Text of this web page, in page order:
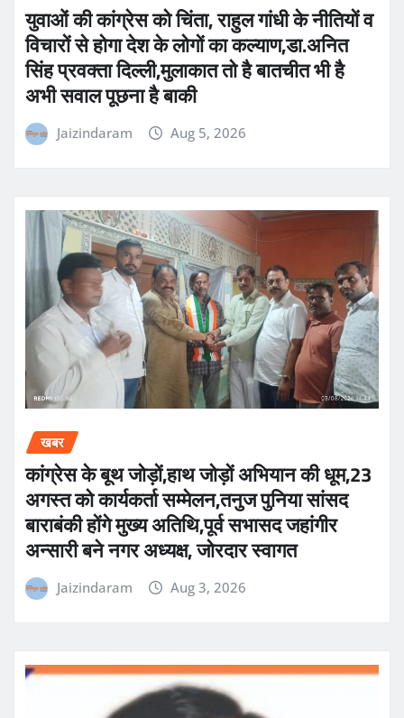
युवाओं की कांग्रेस को चिंता, राहुल गांधी के नीतियों व
विचारों से होगा देश के लोगों का कल्याण,डा.अनित
सिंह प्रवक्ता दिल्ली,मुलाकात तो है बातचीत भी है
अभी सवाल पूछना है बाकी
Jaizindaram Aug 5, 2026
खबर
कांग्रेस के बूथ जोड़ों,हाथ जोड़ों अभियान की धूम,23
अगस्त को कार्यकर्ता सम्मेलन,तनुज पुनिया सांसद
बाराबंकी होंगे मुख्य अतिथि,पूर्व सभासद जहांगीर
अन्सारी बने नगर अध्यक्ष, जोरदार स्वागत
Jaizindaram Aug 3, 2026